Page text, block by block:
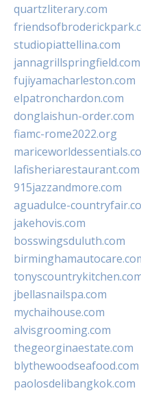
quartzliterary.com
studiopiattellina.com
jannagrillspringfield.com
fujiyamacharleston.com
elpatronchardon.com
donglaishun-order.com
fiamc-rome2022.org
lafisheriarestaurant.com
915jazzandmore.com
aguadulce-
jakehovis.com
bosswingsduluth.com
jbellasnailspa.com
mychaihouse.com
alvisgrooming.com
thegeorginaestate.com
blythewoodseafood.com
paolosdelibangkok.com